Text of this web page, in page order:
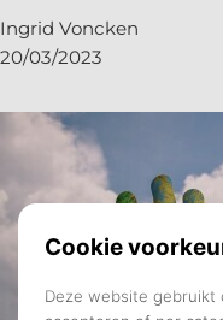
Ingrid Voncken
20/03/2023